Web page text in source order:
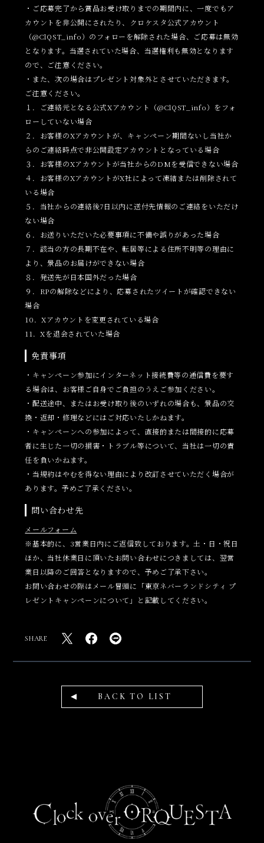
・ご応募完了から賞品お受け取りまでの期間内に、一度でもア
カウントを非公開にされたり、クロケスタ公式アカウント
（@ClQST_info）のフォローを解除された場合、ご応募は無効
となります。当選されていた場合、当選権利も無効となります
ので、ご注意ください。
・また、次の場合はプレゼント対象外とさせていただきます。
ご注意ください。
１．ご連絡元となる公式Xアカウント（@ClQST_info）をフォ
ローしていない場合
２．お客様のXアカウントが、キャンペーン期間ないし当社か
らのご連絡時点で非公開設定アカウントとなっている場合
３．お客様のXアカウントが当社からのDMを受信できない場合
４．お客様のXアカウントがX社によって凍結または削除されて
いる場合
５．当社からの連絡後7日以内に送付先情報のご連絡をいただけ
ない場合
６．お送りいただいた必要事項に不備や誤りがあった場合
７．該当の方の長期不在や、転居等による住所不明等の理由に
より、景品のお届けができない場合
８．発送先が日本国外だった場合
９．RPの解除などにより、応募されたツイートが確認できない
場合
10．Xアカウントを変更されている場合
11．Xを退会されていた場合
免責事項
・キャンペーン参加にインターネット接続費等の通信費を要す
る場合は、お客様ご自身でご負担のうえご参加ください。
・配送途中、またはお受け取り後のいずれの場合も、景品の交
換・返却・修理などにはご対応いたしかねます。
・キャンペーンへの参加によって、直接的または間接的に応募
者に生じた一切の損害・トラブル等について、当社は一切の責
任を負いかねます。
・当規約はやむを得ない理由により改訂させていただく場合が
あります。予めご了承ください。
問い合わせ先
メールフォーム
※基本的に、3営業日内にご返信致しております。土・日・祝日
ほか、当社休業日に頂いたお問い合わせにつきましては、翌営
業日以降のご回答となりますので、予めご了承下さい。
お問い合わせの際はメール冒頭に「東京ネバーランドシティ プ
レゼントキャンペーンについて」と記載してください。
SHARE
BACK TO LIST